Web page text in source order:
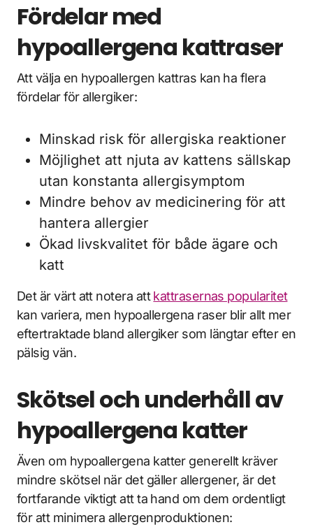
Fördelar med
hypoallergena kattraser
Att välja en hypoallergen kattras kan ha flera
fördelar för allergiker:
Minskad risk för allergiska reaktioner
Möjlighet att njuta av kattens sällskap
utan konstanta allergisymptom
Mindre behov av medicinering för att
hantera allergier
Ökad livskvalitet för både ägare och
katt
Det är värt att notera attkattrasernas popularitet
kan variera, men hypoallergena raser blir allt mer
eftertraktade bland allergiker som längtar efter en
pälsig vän.
Skötsel och underhåll av
hypoallergena katter
Även om hypoallergena katter generellt kräver
mindre skötsel när det gäller allergener, är det
fortfarande viktigt att ta hand om dem ordentligt
för att minimera allergenproduktionen: